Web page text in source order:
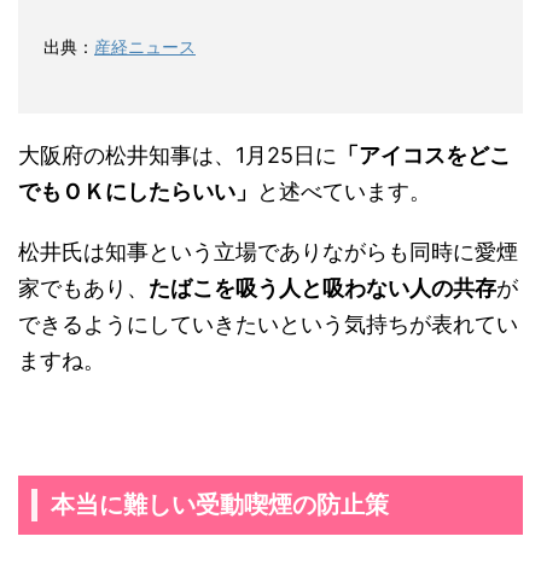
出典： 産経ニュース
大阪府の松井知事は、1月25日に 「アイコスをどこ
でもＯＫにしたらいい」
と述べています。
松井氏は知事という立場でありながらも同時に愛煙
家でもあり、 たばこを吸う人と吸わない人の共存が
できるようにしていきたいという気持ちが表れてい
ますね。
本当に難しい受動喫煙の防止策